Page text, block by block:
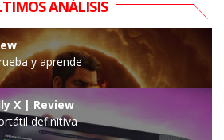
ANÁLISIS
y aprende
X | Review
definitiva